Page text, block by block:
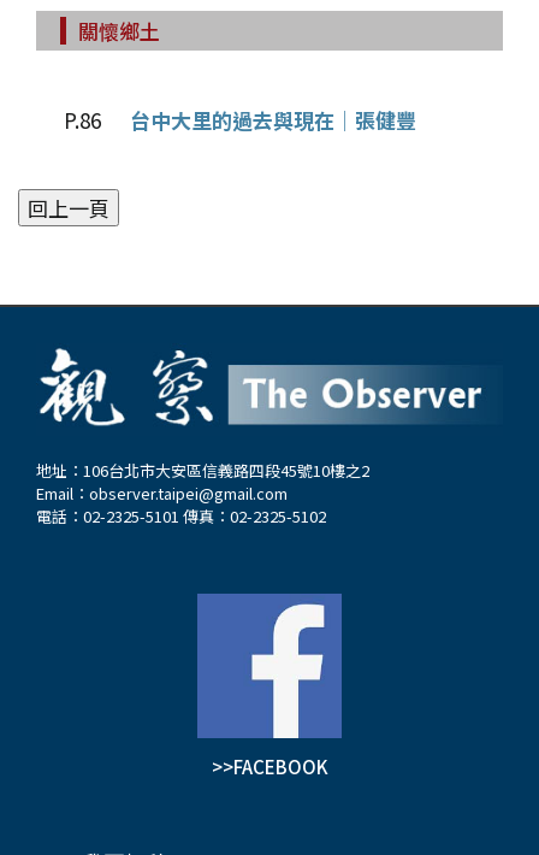
關懷鄉土
P.86 台中大里的過去與現在│張健豐
地址：106台北市大安區信義路四段45號10樓之2
Email： observer.taipei@gmail.com
電話：02-2325-5101 傳真：02-2325-5102
>>FACEBOOK